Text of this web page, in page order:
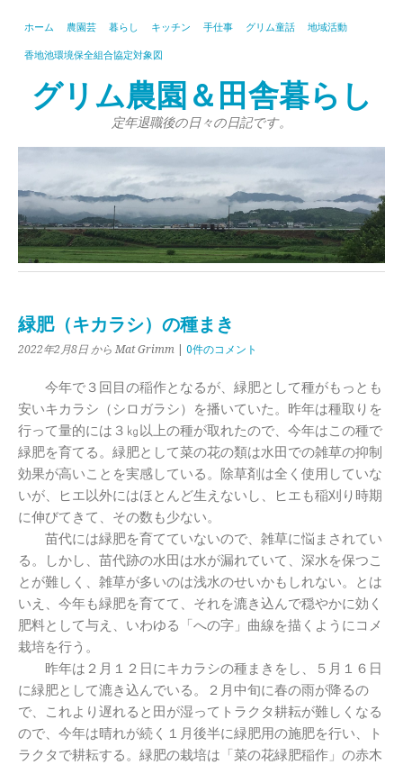
ホーム 農園芸 暮らし キッチン 手仕事 グリム童話 地域活動
香地池環境保全組合協定対象図
グリム農園＆田舎暮らし
定年退職後の日々の日記です。
緑肥（キカラシ）の種まき
2022年2月8日 から Mat Grimm 0件のコメント
今年で３回目の稲作となるが、緑肥として種がもっとも
安いキカラシ（シロガラシ）を播いていた。昨年は種取りを
行って量的には３㎏以上の種が取れたので、今年はこの種で
緑肥を育てる。緑肥として菜の花の類は水田での雑草の抑制
効果が高いことを実感している。除草剤は全く使用していな
いが、ヒエ以外にはほとんど生えないし、ヒエも稲刈り時期
に伸びてきて、その数も少ない。
苗代には緑肥を育てていないので、雑草に悩まされてい
る。しかし、苗代跡の水田は水が漏れていて、深水を保つこ
とが難しく、雑草が多いのは浅水のせいかもしれない。とは
いえ、今年も緑肥を育てて、それを漉き込んで穏やかに効く
肥料として与え、いわゆる「への字」曲線を描くようにコメ
栽培を行う。
昨年は２月１２日にキカラシの種まきをし、５月１６日
に緑肥として漉き込んでいる。２月中旬に春の雨が降るの
で、これより遅れると田が湿ってトラクタ耕耘が難しくなる
ので、今年は晴れが続く１月後半に緑肥用の施肥を行い、ト
ラクタで耕耘する。緑肥の栽培は「菜の花緑肥稲作」の赤木